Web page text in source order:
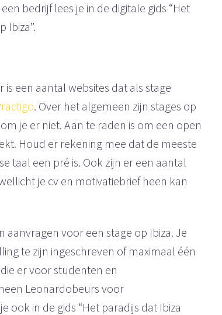
bedrijf lees je in de digitale gids “Het
Ibiza”.
een aantal websites dat als stage
. Over het algemeen zijn stages op
je er niet. Aan te raden is om een open
Houd er rekening mee dat de meeste
taal een pré is. Ook zijn er een aantal
je cv en motivatiebrief heen kan
voor een stage op Ibiza. Je
te zijn ingeschreven of maximaal één
er voor studenten en
Leonardobeurs voor
ook in de gids “Het paradijs dat Ibiza